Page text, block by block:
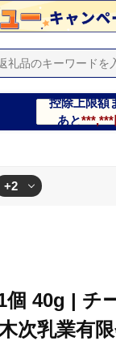
控除上限額
あと***,***
+2
40g | チ
次乳業有